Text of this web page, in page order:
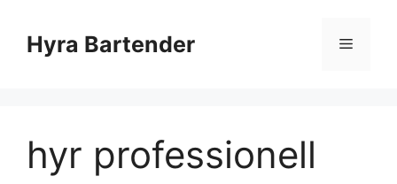
Hyra Bartender
hyr professionell